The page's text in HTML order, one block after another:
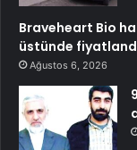
Braveheart Bio
üstünde
Ağustos 6, 2026